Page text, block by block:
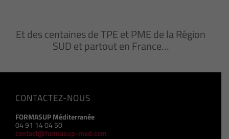
Et des centaines de TPE et PME de la Région
SUD et partout en France…
CONTACTEZ-NOUS
FORMASUP Méditerranée
04 91 14 04 50
contact@formasup-med.com